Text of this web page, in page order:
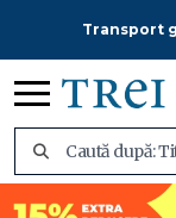
Transport